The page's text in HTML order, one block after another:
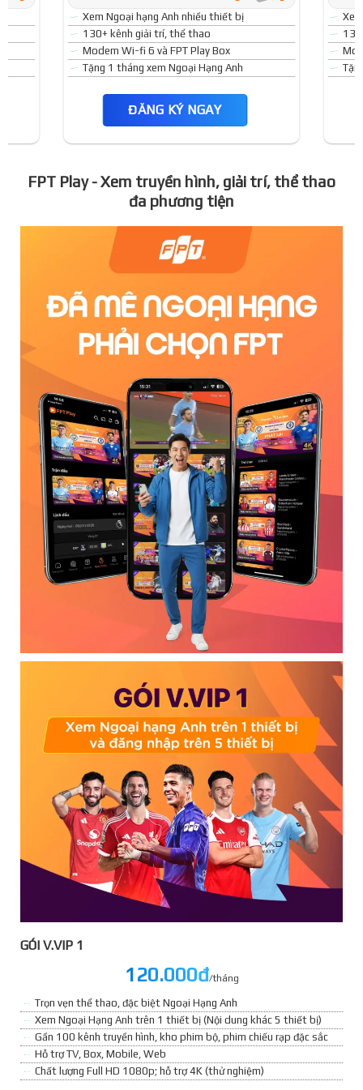
Xem Ngoại hạng Anh nhiều thiết bị
130+ kênh giải trí, thể thao
Modem Wi-fi 6 và FPT Play Box
Tặng 1 tháng xem Ngoại Hạng Anh
ĐĂNG KÝ NGAY
FPT Play - Xem truyền hình, giải trí, thể thao
đa phương tiện
GÓI V.VIP 1
120.000đ/tháng
Trọn vẹn thể thao, đặc biệt Ngoại Hạng Anh
Xem Ngoại Hạng Anh trên 1 thiết bị (Nội dung khác 5 thiết bị)
Gần 100 kênh truyền hình, kho phim bộ, phim chiếu rạp đặc sắc
Hỗ trợ TV, Box, Mobile, Web
Chất lượng Full HD 1080p; hỗ trợ 4K (thử nghiệm)